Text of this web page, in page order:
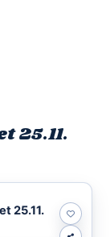
25.11.
25.11.